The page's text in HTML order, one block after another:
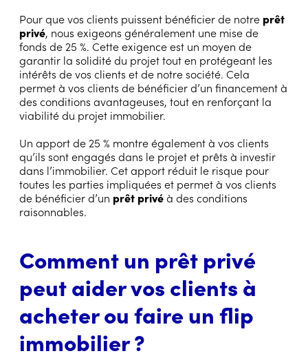
Pour que vos clients puissent bénéficier de notre prêt
privé, nous exigeons généralement une mise de
fonds de 25 %. Cette exigence est un moyen de
garantir la solidité du projet tout en protégeant les
intérêts de vos clients et de notre société. Cela
permet à vos clients de bénéficier d’un financement à
des conditions avantageuses, tout en renforçant la
viabilité du projet immobilier.
Un apport de 25 % montre également à vos clients
qu’ils sont engagés dans le projet et prêts à investir
dans l’immobilier. Cet apport réduit le risque pour
toutes les parties impliquées et permet à vos clients
de bénéficier d’un prêt privéà des conditions
raisonnables.
Comment un prêt privé
peut aider vos clients à
acheter ou faire un flip
immobilier ?